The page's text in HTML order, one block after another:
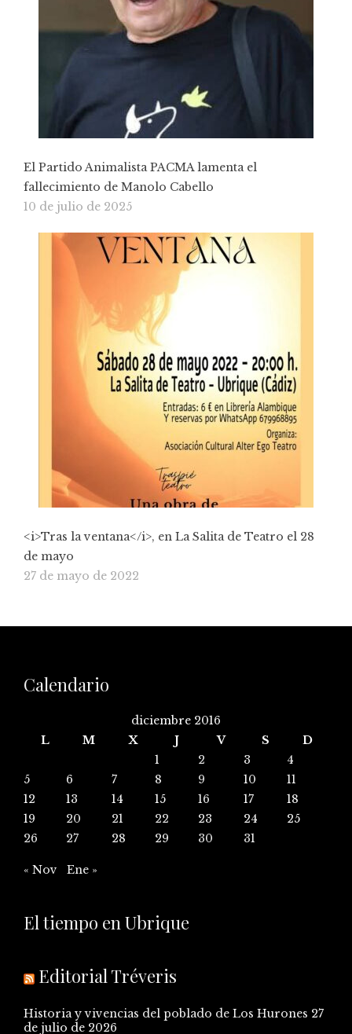
El Partido Animalista PACMA lamenta el
fallecimiento de Manolo Cabello
10 de julio de 2025
<i>Tras la ventana</i>, en La Salita de Teatro el 28
de mayo
27 de mayo de 2022
Calendario
diciembre 2016
L
M X J V S
D
1
2 3
4
5
6 7 8 9 10
11
12
13 14 15 16 17
18
19
20 21 22 23 24
25
26
27 28 29 30 31
« Nov Ene »
El tiempo en Ubrique
Editorial Tréveris
Historia y vivencias del poblado de Los Hurones 27
de julio de 2026